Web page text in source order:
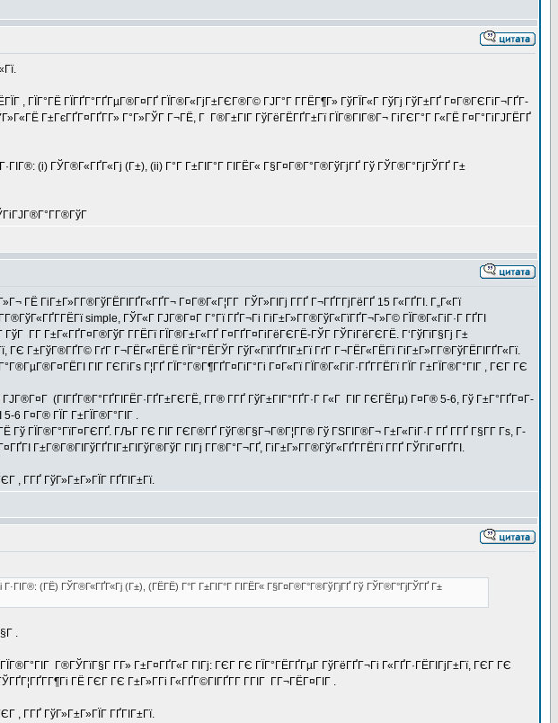
, ГЇГ°ГЁ ГЇГҐГ°ГҐГµГ®Г¤ГҐ ГЇГ®Г«ГјГ±ГЄГ®Г© ГЈГ°Г Г­ГЁГ¶Г» ГўГЇГ«Г ГўГј ГўГ±ГҐ Г¤Г®ГЄГіГ¬ГҐГ­
Г±ГєГҐГ¤ГҐГ­Г» Г°Г»ГЎГ Г¬ГЁ, Г Г®Г±ГІГ ГўГёГЁГҐГ±Гї ГЇГ®ГІГ®Г¬ ГіГЄГ°Г Г«ГЁ Г¤Г°ГіГЈГЁГҐ
(i) ГЎГ®Г«ГҐГ«Гј (Г±), (ii) Г°Г Г±ГІГ°Г ГІГЁГ« Г§Г¤Г®Г°Г®ГўГјГҐ Гў ГЎГ®Г°ГјГЎГҐ Г±
ГЁ ГіГ±Г»Г­Г®ГўГЁГІГҐГ«ГҐГ¬ Г¤Г®Г«Г¦Г­Г ГЎГ»ГІГј Г­ГҐ Г¬ГҐГ­ГјГёГҐ 15 Г«ГҐГІ. Г„Г«Гї
simple, ГЎГ«Г ГЈГ®Г¤Г Г°Гї ГҐГ¬Гі ГіГ±Г»Г­Г®ГўГ«ГїГҐГ¬Г»Г© ГЇГ®Г«ГіГ·Г ГҐГІ
Г­Г Г±Г«ГҐГ¤Г®ГўГ Г­ГЁГї ГЇГ®Г±Г«ГҐ Г¤ГҐГ¤ГіГёГЄГЁ-ГЎГ ГЎГіГёГЄГЁ. Г‘ГўГїГ§Гј Г±
Г±ГўГ®ГҐГ© ГґГ Г¬ГЁГ«ГЁГЁ ГЇГ°ГЁГЎГ ГўГ«ГїГҐГІГ±Гї ГґГ Г¬ГЁГ«ГЁГї ГіГ±Г»Г­Г®ГўГЁГІГҐГ«Гї.
ГІГ ГЄГіГѕ Г¦ГҐ ГЇГ°Г®Г¶ГҐГ¤ГіГ°Гі Г¤Г«Гї ГЇГ®Г«ГіГ·ГҐГ­ГЁГї ГЇГ Г±ГЇГ®Г°ГІГ , ГЄГ ГЄ
ГЈГ®Г¤Г (ГІГҐГ®Г°ГҐГІГЁГ·ГҐГ±ГЄГЁ, Г­Г® Г­ГҐ ГўГ±ГІГ°ГҐГ·Г Г«Г ГІГ ГЄГЁГµ) Г¤Г® 5-6, Гў Г±Г°ГҐГ¤Г­
6 Г¤Г® ГЇГ Г±ГЇГ®Г°ГІГ .
Гў ГЇГ®Г°ГїГ¤ГЄГҐ. ГЉГ ГЄ ГІГ ГЄГ®ГҐ ГўГ®Г§Г¬Г®Г¦Г­Г® Гў ГЅГІГ®Г¬ Г±Г«ГіГ·Г ГҐ Г­ГҐ Г§Г­Г Гѕ, Г­
Г±Г®Г®ГІГўГҐГІГ±ГІГўГ®ГўГ ГІГј Г­Г®Г°Г¬ГҐ, ГіГ±Г»Г­Г®ГўГ«ГҐГ­ГЁГї Г­ГҐ ГЎГіГ¤ГҐГІ.
, Г­ГҐ ГўГ»Г±Г»ГЇГ ГҐГІГ±Гї.
(ГЁ) ГЎГ®Г«ГҐГ«Гј (Г±), (ГЁГЁ) Г°Г Г±ГІГ°Г ГІГЁГ« Г§Г¤Г®Г°Г®ГўГјГҐ Гў ГЎГ®Г°ГјГЎГҐ Г±
.
Г®ГЎГїГ§Г Г­Г» Г±Г¤ГҐГ«Г ГІГј: ГЄГ ГЄ ГЇГ°ГЁГҐГµГ ГўГёГҐГ¬Гі Г«ГҐГ·ГЁГІГјГ±Гї, ГЄГ ГЄ
ГЁ ГЄГ ГЄ Г±Г»Г­Гі Г«ГҐГ©ГІГҐГ­Г Г­ГІГ ГГ¬ГЁГ¤ГІГ .
, Г­ГҐ ГўГ»Г±Г»ГЇГ ГҐГІГ±Гї.